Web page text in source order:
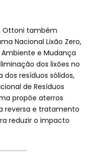
Ottoni também
Nacional Lixão Zero,
e Mudança
dos lixões no
dos resíduos sólidos,
de Resíduos
propõe aterros
reversa e tratamento
reduzir o impacto